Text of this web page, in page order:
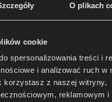
O plikach
cookie
spersonalizowania treści i
i analizować ruch w
korzystasz z naszej witryny,
reklamowym i